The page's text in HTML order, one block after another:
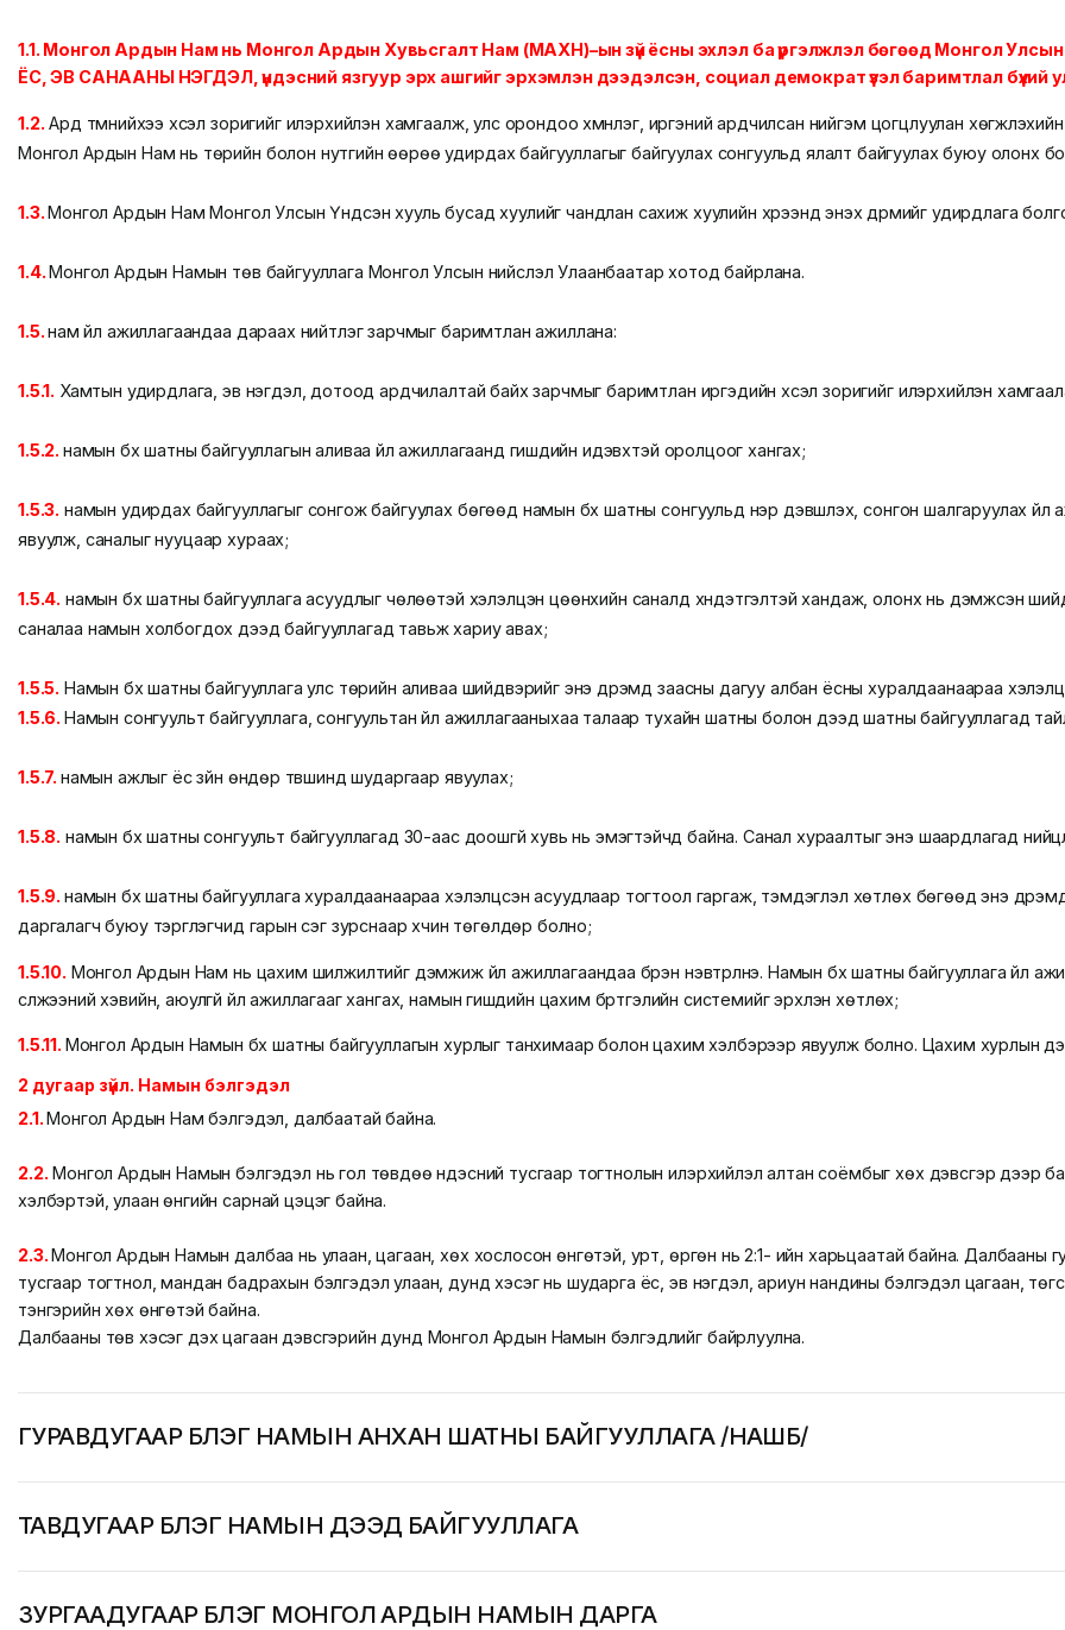
1.1. Монгол Ардын Нам нь Монгол Ардын Хувьсгалт Нам (МАХН)–ын зүй ёсны эхлэл ба үргэлжлэл бөгөөд
ЁС, ЭВ САНААНЫ НЭГДЭЛ, үндэсний язгуур эрх ашгийг эрхэмлэн дээдэлсэн, социал демократ үзэл баримтлал бүхий
1.2. Ард түмнийхээ хүсэл зоригийг илэрхийлэн хамгаалж, улс орондоо хүмүүнлэг, иргэний ардчилсан нийгэм цогцлуулан
Монгол Ардын Нам нь төрийн болон нутгийн өөрөө удирдах байгууллагыг байгуулах сонгуульд ялалт байгуулах буюу олонх
1.3.Монгол Ардын Нам Монгол Улсын Үндсэн хууль бусад хуулийг чандлан сахиж хуулийн хүрээнд энэхүү дүрмийг удирдлага
1.4.Монгол Ардын Намын төв байгууллага Монгол Улсын нийслэл Улаанбаатар хотод байрлана.
1.5.нам үйл ажиллагаандаа дараах нийтлэг зарчмыг баримтлан ажиллана:
1.5.1. Хамтын удирдлага, эв нэгдэл, дотоод ардчилалтай байх зарчмыг баримтлан иргэдийн хүсэл зоригийг илэрхийлэн
1.5.2. намын бүх шатны байгууллагын аливаа үйл ажиллагаанд гишүүдийн идэвхтэй оролцоог хангах;
1.5.3. намын удирдах байгууллагыг сонгож байгуулах бөгөөд намын бүх шатны сонгуульд нэр дэвшүүлэх, сонгон шалгаруулах
явуулж, саналыг нууцаар хураах;
1.5.4. намын бүх шатны байгууллага асуудлыг чөлөөтэй хэлэлцэн цөөнхийн саналд хүндэтгэлтэй хандаж, олонх нь дэмжсэн
саналаа намын холбогдох дээд байгууллагад тавьж хариу авах;
1.5.5. Намын бүх шатны байгууллага улс төрийн аливаа шийдвэрийг энэ дүрэмд заасны дагуу албан ёсны хуралдаанаараа
1.5.6. Намын сонгуульт байгууллага, сонгуультан үйл ажиллагааныхаа талаар тухайн шатны болон дээд шатны байгууллагад
1.5.7. намын ажлыг ёс зүйн өндөр түвшинд шударгаар явуулах;
1.5.8. намын бүх шатны сонгуульт байгууллагад 30-аас доошгүй хувь нь эмэгтэйчүүд байна. Санал хураалтыг энэ шаардлагад
1.5.9. намын бүх шатны байгууллага хуралдаанаараа хэлэлцсэн асуудлаар тогтоол гаргаж, тэмдэглэл хөтлөх бөгөөд энэ
даргалагч буюу тэргүүлэгчид гарын үсэг зурснаар хүчин төгөлдөр болно;
1.5.10. Монгол Ардын Нам нь цахим шилжилтийг дэмжиж үйл ажиллагаандаа бүрэн нэвтрүүлнэ. Намын бүх шатны байгууллага үйл
сүлжээний хэвийн, аюулгүй үйл ажиллагааг хангах, намын гишүүдийн цахим бүртгэлийн системийг эрхлэн хөтлөх;
1.5.11. Монгол Ардын Намын бүх шатны байгууллагын хурлыг танхимаар болон цахим хэлбэрээр явуулж болно. Цахим хурлын
2 дугаар зүйл. Намын бэлгэдэл
2.1.Монгол Ардын Нам бэлгэдэл, далбаатай байна.
2.2. Монгол Ардын Намын бэлгэдэл нь гол төвдөө үндэсний тусгаар тогтнолын илэрхийлэл алтан соёмбыг хөх дэвсгэр дээр
хэлбэртэй, улаан өнгийн сарнай цэцэг байна.
2.3.Монгол Ардын Намын далбаа нь улаан, цагаан, хөх хослосон өнгөтэй, урт, өргөн нь 2:1- ийн харьцаатай байна. Далбааны
тусгаар тогтнол, мандан бадрахын бэлгэдэл улаан, дунд хэсэг нь шударга ёс, эв нэгдэл, ариун нандины бэлгэдэл цагаан,
тэнгэрийн хөх өнгөтэй байна.
Далбааны төв хэсэг дэх цагаан дэвсгэрийн дунд Монгол Ардын Намын бэлгэдлийг байрлуулна.
ГУРАВДУГААР БҮЛЭГ НАМЫН АНХАН ШАТНЫ БАЙГУУЛЛАГА /НАШБ/
ТАВДУГААР БҮЛЭГ НАМЫН ДЭЭД БАЙГУУЛЛАГА
ЗУРГААДУГААР БҮЛЭГ МОНГОЛ АРДЫН НАМЫН ДАРГА